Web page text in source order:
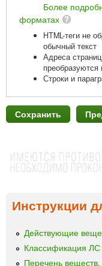
Более
форматах
HTML-теги не
обычный текст
Адреса
преобразуются
Строки и
Инструкции
Действующие
Классификация
Перечень